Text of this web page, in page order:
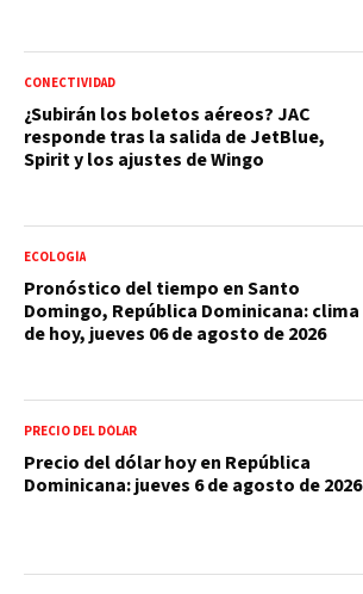
CONECTIVIDAD
¿Subirán los boletos aéreos? JAC
responde tras la salida de JetBlue,
Spirit y los ajustes de Wingo
ECOLOGÍA
Pronóstico del tiempo en Santo
Domingo, República Dominicana: clima
de hoy, jueves 06 de agosto de 2026
PRECIO DEL DÓLAR
Precio del dólar hoy en República
Dominicana: jueves 6 de agosto de 2026